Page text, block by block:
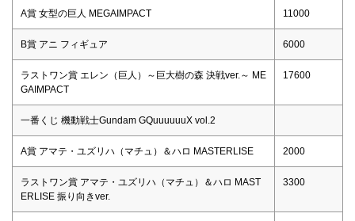
A賞 女型の巨人 MEGAIMPACT 11000
B賞 アニ フィギュア 6000
ラストワン賞 エレン（巨人）～巨大樹の森 決戦ver.～ ME
GAIMPACT
17600
一番くじ 機動戦士Gundam GQuuuuuuX vol.2
A賞 アマテ・ユズリハ（マチュ）＆ハロ MASTERLISE 2000
ラストワン賞 アマテ・ユズリハ（マチュ）＆ハロ MAST
ERLISE 振り向きver.
3300